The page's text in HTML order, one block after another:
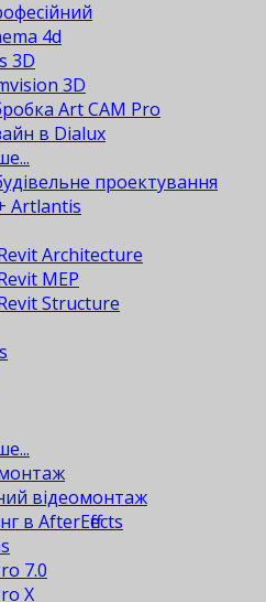
4d
3D
3D
Art CAM Pro
в Dialux
проектування
Artlantis
Architecture
MEP
Structure
монтаж
відеомонтаж
в AfterEffects
7.0
X